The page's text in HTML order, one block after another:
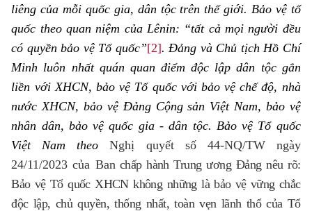
liêng của mỗi quốc gia, dân tộc trên thế giới. Bảo vệ tổ
quốc theo quan niệm của Lênin: “tất cả mọi người đều
có quyền bảo vệ Tổ quốc”[2]. Đảng và Chủ tịch Hồ Chí
Minh luôn nhất quán quan điểm độc lập dân tộc gắn
liền với XHCN, bảo vệ Tổ quốc với bảo vệ chế độ, nhà
nước XHCN, bảo vệ Đảng Cộng sản Việt Nam, bảo vệ
nhân dân, bảo vệ quốc gia - dân tộc. Bảo vệ Tổ quốc
Việt Nam theoNghị quyết số 44-NQ/TW ngày
24/11/2023 của Ban chấp hành Trung ương Đảng nêu rõ:
Bảo vệ Tổ quốc XHCN không những là bảo vệ vững chắc
độc lập, chủ quyền, thống nhất, toàn vẹn lãnh thổ của Tổ